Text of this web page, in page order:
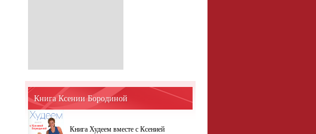
Книга Ксении Бородиной
Книга Худеем вместе с Ксенией